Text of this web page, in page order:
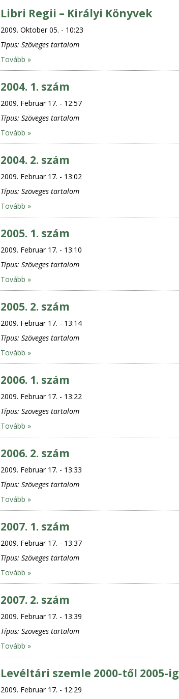
Libri Regii – Királyi Könyvek
2009. Oktober 05. - 10:23
Típus: Szöveges tartalom
Tovább »
2004. 1. szám
2009. Februar 17. - 12:57
Típus: Szöveges tartalom
Tovább »
2004. 2. szám
2009. Februar 17. - 13:02
Típus: Szöveges tartalom
Tovább »
2005. 1. szám
2009. Februar 17. - 13:10
Típus: Szöveges tartalom
Tovább »
2005. 2. szám
2009. Februar 17. - 13:14
Típus: Szöveges tartalom
Tovább »
2006. 1. szám
2009. Februar 17. - 13:22
Típus: Szöveges tartalom
Tovább »
2006. 2. szám
2009. Februar 17. - 13:33
Típus: Szöveges tartalom
Tovább »
2007. 1. szám
2009. Februar 17. - 13:37
Típus: Szöveges tartalom
Tovább »
2007. 2. szám
2009. Februar 17. - 13:39
Típus: Szöveges tartalom
Tovább »
Levéltári szemle 2000-től 2005-ig
2009. Februar 17. - 12:29